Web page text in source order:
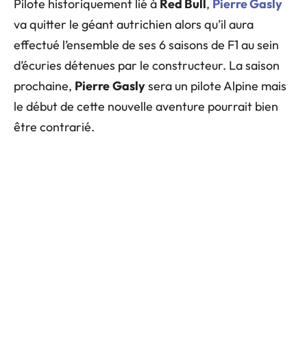
Pilote historiquement lié à Red Bull, Pierre Gasly
va quitter le géant autrichien alors qu’il aura
effectué l’ensemble de ses 6 saisons de F1 au sein
d’écuries détenues par le constructeur. La saison
prochaine, PierreGaslysera un pilote Alpine mais
le début de cette nouvelle aventure pourrait bien
être contrarié.